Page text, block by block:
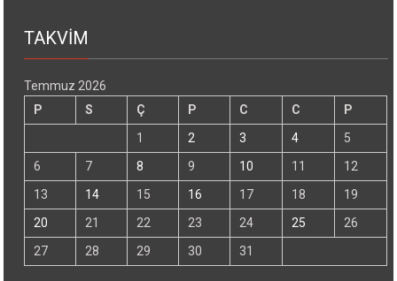
TAKVİM
Temmuz 2026
P
S Ç P C C
P
1
2 3 4
5
6
7 8 9 10 11
12
13
14 15 16 17 18
19
20
21 22 23 24 25
26
27
28 29 30 31